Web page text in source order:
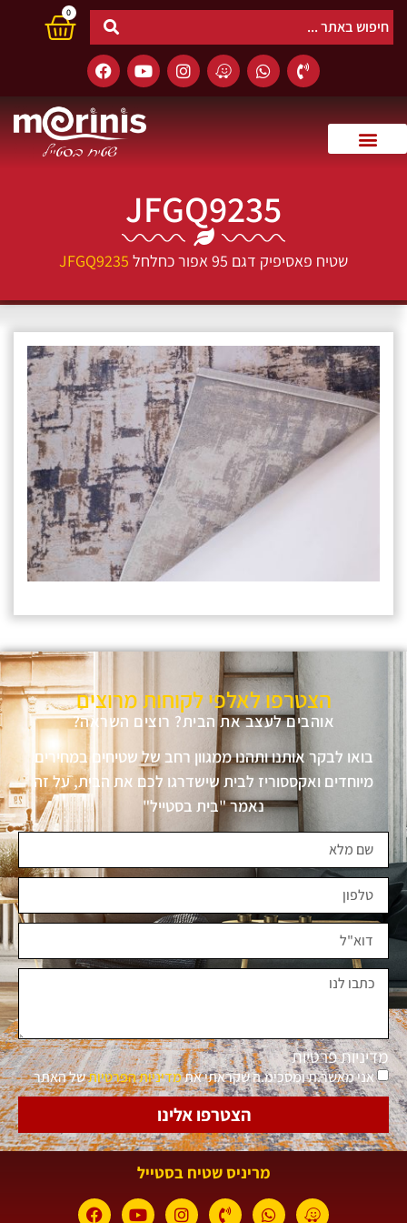
0
JFGQ9235
שטיח פאסיפיק דגם 95 אפור כחלחל JFGQ9235
הצטרפו לאלפי לקוחות מרוצים
אוהבים לעצב את הבית? רוצים השראה?
בואו לבקר אותנו ותהנו ממגוון רחב של שטיחים במחירים
מיוחדים ואקססוריז לבית שישדרגו לכם את הבית, על זה
נאמר "בית בסטייל"
מדיניות פרטיות
אני מאשר.ת ומסכימ.ה שקראתי אתמדיניות הפרטיותשל האתר
הצטרפו אלינו
מריניס שטיח בסטייל